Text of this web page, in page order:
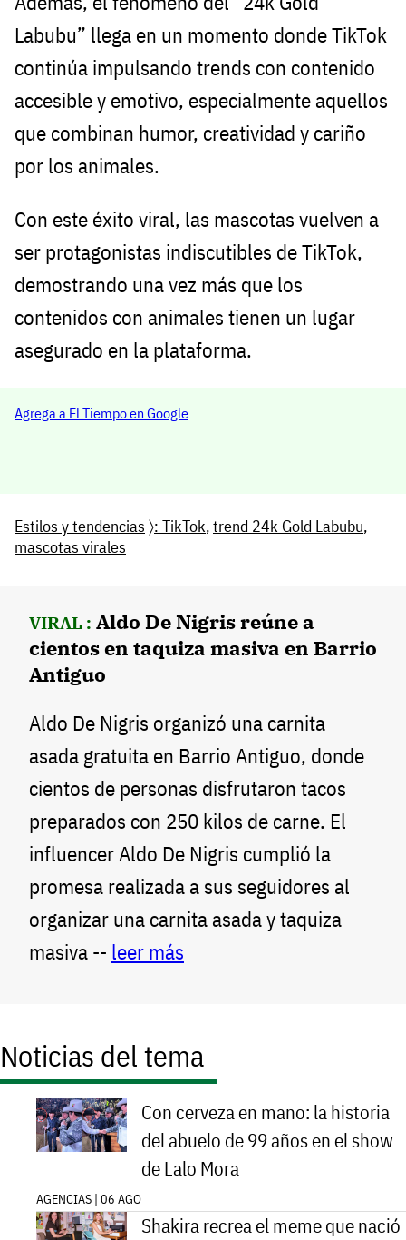
Labubu” llega en un momento donde TikTok
continúa impulsando trends con contenido
accesible y emotivo, especialmente aquellos
que combinan humor, creatividad y cariño
por los animales.
Con este éxito viral, las mascotas vuelven a
ser protagonistas indiscutibles de TikTok,
demostrando una vez más que los
contenidos con animales tienen un lugar
asegurado en la plataforma.
Agrega a El Tiempo en Google
Estilos y tendencias 〉: TikTok,trend 24k Gold Labubu,
mascotas virales
VIRAL : Aldo De Nigris reúne a
cientos en taquiza masiva en Barrio
Antiguo
Aldo De Nigris organizó una carnita
asada gratuita en Barrio Antiguo, donde
cientos de personas disfrutaron tacos
preparados con 250 kilos de carne. El
influencer Aldo De Nigris cumplió la
promesa realizada a sus seguidores al
organizar una carnita asada y taquiza
masiva -- leer más
Noticias del tema
Con cerveza en mano: la historia
del abuelo de 99 años en el show
de Lalo Mora
AGENCIAS | 06 AGO
Shakira recrea el meme que nació